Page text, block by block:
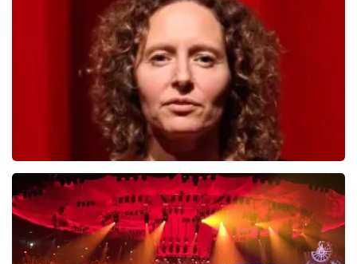
laatste 30 minuten
BESTEL NU
Esther van der Voort
488laatste 30 minuten
BESTEL NU